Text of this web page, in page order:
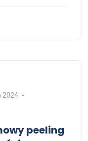
2024
peeling